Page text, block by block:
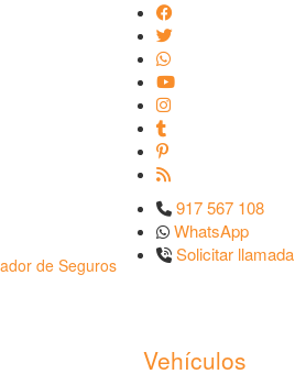
917 567 108
WhatsApp
Solicitar llamada
Vehículos